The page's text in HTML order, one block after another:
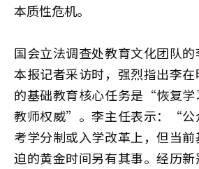
本质性危机。
国会立法调查处教育文化团队
本报记者采访时，强烈指出李
的基础教育核心任务是“恢复
教师权威”。李主任表示：“公
考学分制或入学改革上，但当
迫的黄金时间另有其事。经历